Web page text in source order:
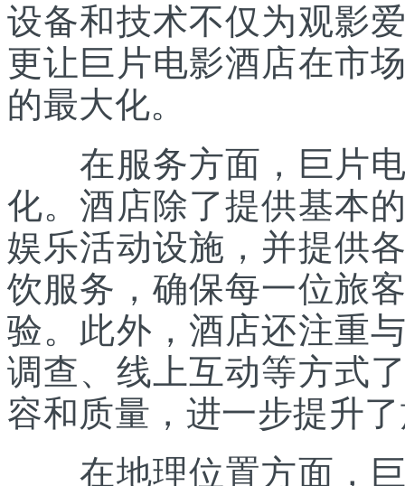
设备和技术不仅为观影
更让巨片电影酒店在市
的最大化。
在服务方面，巨片电
化。酒店除了提供基本
娱乐活动设施，并提供
饮服务，确保每一位旅
验。此外，酒店还注重
调查、线上互动等方式
容和质量，进一步提升
在地理位置方面，巨